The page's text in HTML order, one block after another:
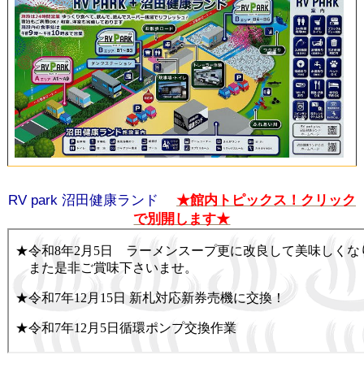
RV park 沼田健康ランド ★館内トピックス！クリック
で別開します★